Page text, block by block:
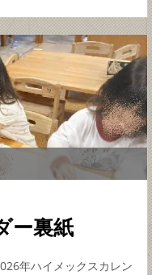
ー裏紙
年ハイメックスカレン